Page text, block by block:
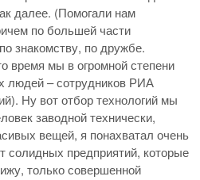
далее. (Помогали нам
по большей части
знакомству, по дружбе.
мы в огромной степени
людей – сотрудников РИА
Ну вот отбор технологий мы
заводной технически,
вещей, я понахватал очень
солидных предприятий, которые
только совершенной